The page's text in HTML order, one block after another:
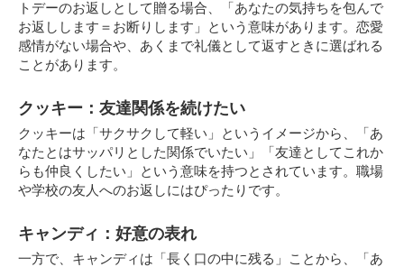
トデーのお返しとして贈る場合、「あなたの気持ちを包んで
お返しします＝お断りします」という意味があります。恋愛
感情がない場合や、あくまで礼儀として返すときに選ばれる
ことがあります。
クッキー：友達関係を続けたい
クッキーは「サクサクして軽い」というイメージから、「あ
なたとはサッパリとした関係でいたい」「友達としてこれか
らも仲良くしたい」という意味を持つとされています。職場
や学校の友人へのお返しにはぴったりです。
キャンディ：好意の表れ
一方で、キャンディは「長く口の中に残る」ことから、「あ